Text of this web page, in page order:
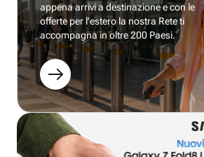
appena arrivi a destinazione e con le
offerte per l’estero la nostra Rete ti
accompagna in oltre 200 Paesi.